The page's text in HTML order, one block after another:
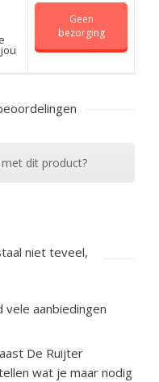
Geen
bezorging
dit product?
niet teveel,
aanbiedingen
De Ruijter
wat je maar nodig